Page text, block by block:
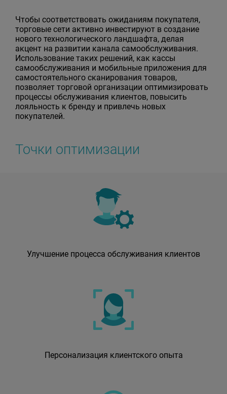
Чтобы соответствовать ожиданиям покупателя,
торговые сети активно инвестируют в создание
нового технологического ландшафта, делая
акцент на развитии канала самообслуживания.
Использование таких решений, как кассы
самообслуживания и мобильные приложения для
самостоятельного сканирования товаров,
позволяет торговой организации оптимизировать
процессы обслуживания клиентов, повысить
лояльность к бренду и привлечь новых
покупателей.
Точки оптимизации
Улучшение процесса обслуживания клиентов
Персонализация клиентского опыта